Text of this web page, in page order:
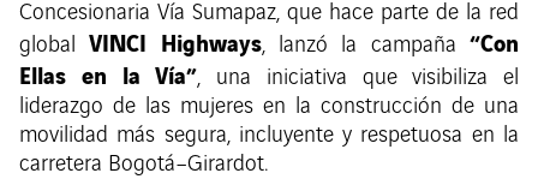
Concesionaria Vía Sumapaz, que hace parte de la red
globalVINCI Highways, lanzó la campaña“Con
Ellas en la Vía”, una iniciativa que visibiliza el
liderazgo de las mujeres en la construcción de una
movilidad más segura, incluyente y respetuosa en la
carretera Bogotá–Girardot.